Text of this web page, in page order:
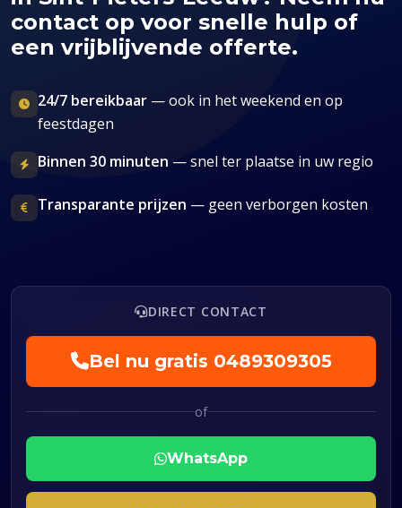
contact op voor snelle hulp of
een vrijblijvende offerte.
24/7 bereikbaar — ook in het weekend en op
feestdagen
Binnen 30 minuten — snel ter plaatse in uw regio
Transparante prijzen — geen verborgen kosten
DIRECT CONTACT
Bel nu gratis 0489309305
of
WhatsApp